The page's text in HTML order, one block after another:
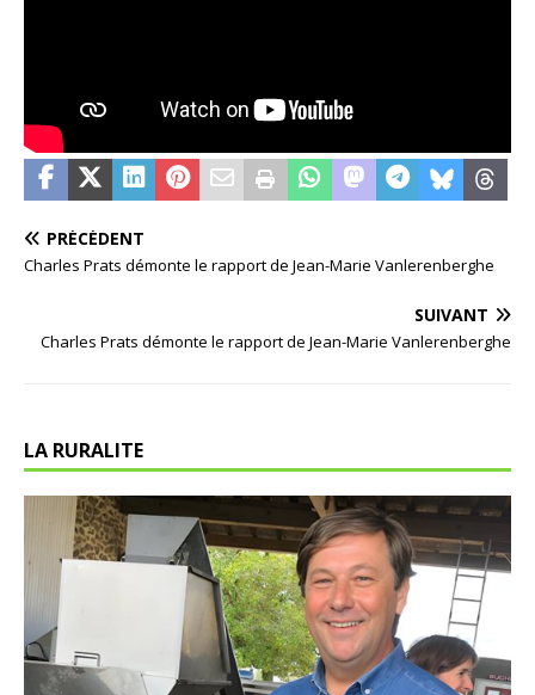
PRÉCÉDENT
Charles Prats démonte le rapport de Jean-Marie Vanlerenberghe
SUIVANT
Charles Prats démonte le rapport de Jean-Marie Vanlerenberghe
LA RURALITE